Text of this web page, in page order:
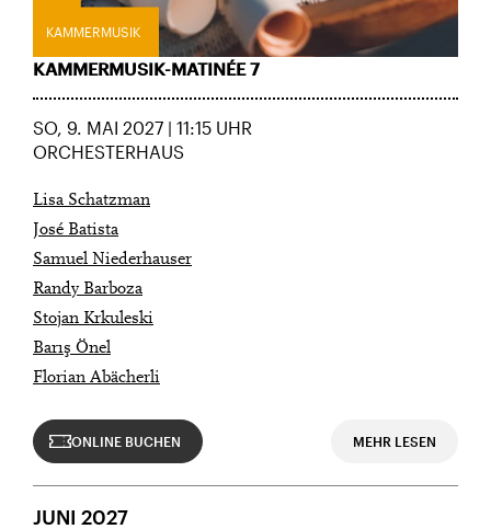
KAMMERMUSIK
KAMMERMUSIK-MATINÉE 7
SO, 9. MAI 2027 | 11:15 UHR
ORCHESTERHAUS
Lisa Schatzman
José Batista
Samuel Niederhauser
Randy Barboza
Stojan Krkuleski
Barış Önel
Florian Abächerli
ONLINE BUCHEN MEHR LESEN
JUNI 2027